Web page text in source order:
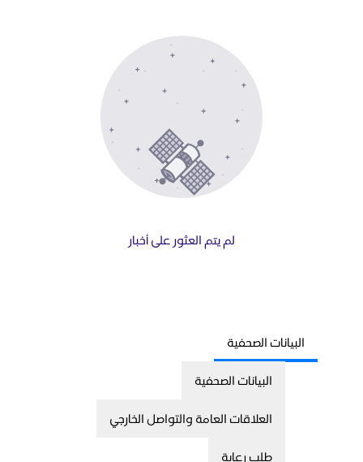
لم يتم العثور على أخبار
البيانات الصحفية
البيانات الصحفية
العلاقات العامة والتواصل الخارجي
طلب رعاية